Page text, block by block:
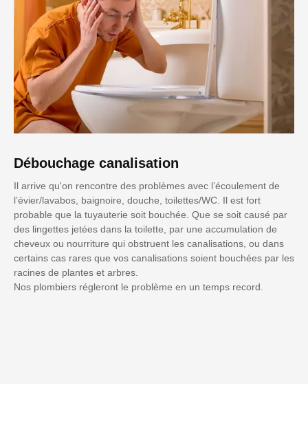
Débouchage canalisation
Il arrive qu'on rencontre des problèmes avec l’écoulement de
l’évier/lavabos, baignoire, douche, toilettes/WC. Il est fort
probable que la tuyauterie soit bouchée. Que se soit causé par
des lingettes jetées dans la toilette, par une accumulation de
cheveux ou nourriture qui obstruent les canalisations, ou dans
certains cas rares que vos canalisations soient bouchées par les
racines de plantes et arbres.
Nos plombiers régleront le problème en un temps record.